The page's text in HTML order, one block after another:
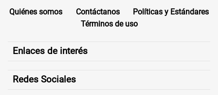
Quiénes somos Contáctanos
Políticas y Estándares
Términos de uso
Enlaces de interés
Redes Sociales